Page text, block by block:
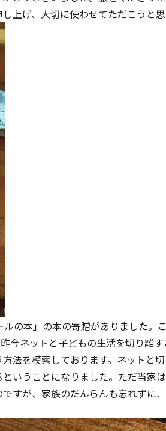
上げ、大切に使わせてただこうと思
の本」の本の寄贈がありました。
今ネットと子どもの生活を切り離
法を模索しております。ネットと
いうことになりました。ただ当家
すが、家族のだんらんも忘れずに